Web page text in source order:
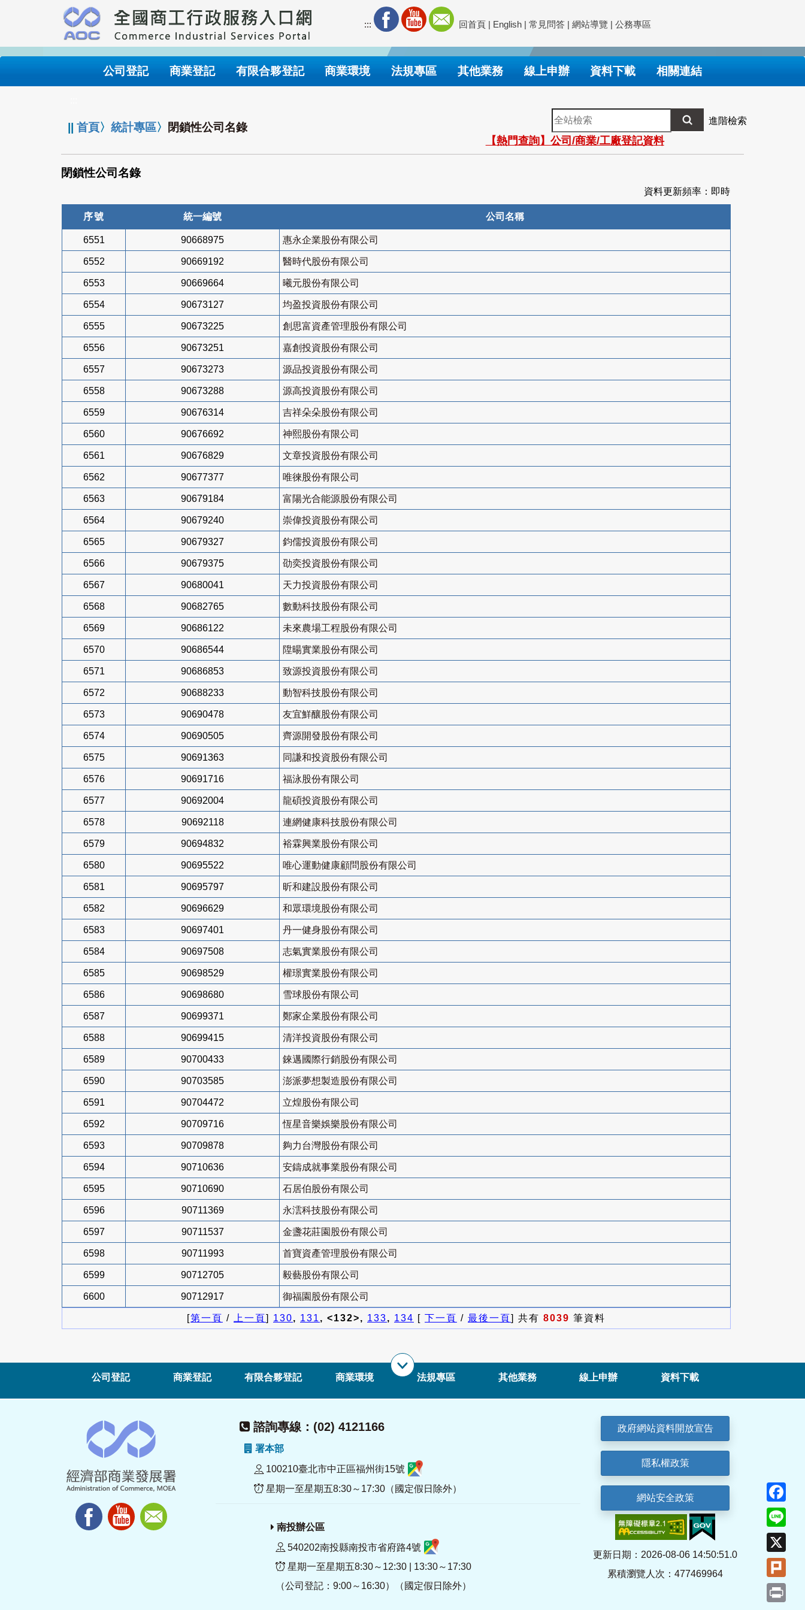
要
內
::: 回首頁 | English | 常見問答 | 網站導覽 | 公務專區
公司登記 商業登記 有限合夥登記 商業環境 法規專區 其他業務 線上申辦 資料下載 相關連結
||首頁〉統計專區〉 閉鎖性公司名錄
全
站
檢
索
進階檢索
【熱門查詢】公司/商業/工廠登記資料
閉鎖性公司名錄
資料更新頻率：即時
序號 統一編號 公司名稱
6551 90668975 惠永企業股份有限公司
6552 90669192 醫時代股份有限公司
6553 90669664 曦元股份有限公司
6554 90673127 均盈投資股份有限公司
6555 90673225 創思富資產管理股份有限公司
6556 90673251 嘉創投資股份有限公司
6557 90673273 源品投資股份有限公司
6558 90673288 源高投資股份有限公司
6559 90676314 吉祥朵朵股份有限公司
6560 90676692 神熙股份有限公司
6561 90676829 文章投資股份有限公司
6562 90677377 唯徠股份有限公司
6563 90679184 富陽光合能源股份有限公司
6564 90679240 崇偉投資股份有限公司
6565 90679327 鈞儒投資股份有限公司
6566 90679375 劭奕投資股份有限公司
6567 90680041 天力投資股份有限公司
6568 90682765 數動科技股份有限公司
6569 90686122 未來農場工程股份有限公司
6570 90686544 陞暘實業股份有限公司
6571 90686853 致源投資股份有限公司
6572 90688233 動智科技股份有限公司
6573 90690478 友宜鮮釀股份有限公司
6574 90690505 齊源開發股份有限公司
6575 90691363 同謙和投資股份有限公司
6576 90691716 福泳股份有限公司
6577 90692004 龍碩投資股份有限公司
6578 90692118 連網健康科技股份有限公司
6579 90694832 裕霖興業股份有限公司
6580 90695522 唯心運動健康顧問股份有限公司
6581 90695797 昕和建設股份有限公司
6582 90696629 和眾環境股份有限公司
6583 90697401 丹一健身股份有限公司
6584 90697508 志氣實業股份有限公司
6585 90698529 權璟實業股份有限公司
6586 90698680 雪球股份有限公司
6587 90699371 鄭家企業股份有限公司
6588 90699415 清洋投資股份有限公司
6589 90700433 錸邁國際行銷股份有限公司
6590 90703585 澎派夢想製造股份有限公司
6591 90704472 立煌股份有限公司
6592 90709716 恆星音樂娛樂股份有限公司
6593 90709878 夠力台灣股份有限公司
6594 90710636 安鑄成就事業股份有限公司
6595 90710690 石居伯股份有限公司
6596 90711369 永澐科技股份有限公司
6597 90711537 金盞花莊園股份有限公司
6598 90711993 首寶資產管理股份有限公司
6599 90712705 毅藝股份有限公司
6600 90712917 御福園股份有限公司
[第一頁 / 上一頁] 130, 131, <132>, 133, 134 [ 下一頁 / 最後一頁] 共有 8039 筆資料
公司登記 商業登記 有限合夥登記 商業環境 法規專區 其他業務 線上申辦 資料下載
諮詢專線：(02) 4121166
署本部
100210臺北市中正區福州街15號
星期一至星期五8:30～17:30（國定假日除外）
南投辦公區
540202南投縣南投市省府路4號
星期一至星期五8:30～12:30 | 13:30～17:30
（公司登記：9:00～16:30）（國定假日除外）
政府網站資料開放宣告
隱私權政策
網站安全政策
更新日期：2026-08-06 14:50:51.0
累積瀏覽人次：477469964